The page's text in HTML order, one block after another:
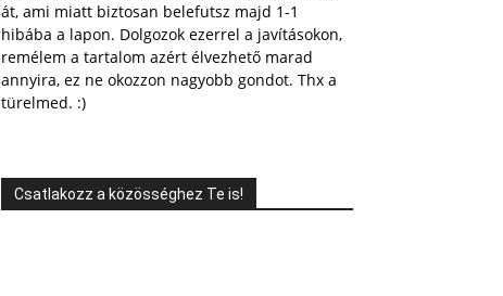
át, ami miatt biztosan belefutsz majd 1-1
hibába a lapon. Dolgozok ezerrel a javításokon,
remélem a tartalom azért élvezhető marad
annyira, ez ne okozzon nagyobb gondot. Thx a
türelmed. :)
Csatlakozz a közösséghez Te is!